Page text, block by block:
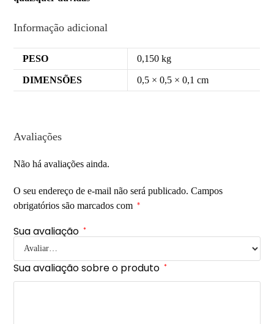
Informação adicional
PESO 0,150 kg
DIMENSÕES 0,5 × 0,5 × 0,1 cm
Avaliações
Não há avaliações ainda.
O seu endereço de e-mail não será publicado. Campos
obrigatórios são marcados com
*
Sua avaliação *
Sua avaliação sobre o produto *